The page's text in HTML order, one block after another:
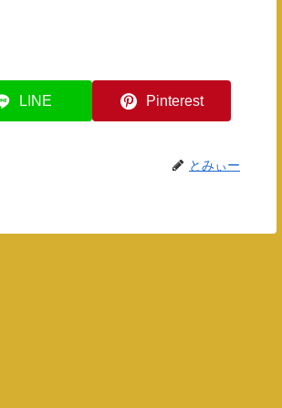
LINE Pinterest
とみぃー